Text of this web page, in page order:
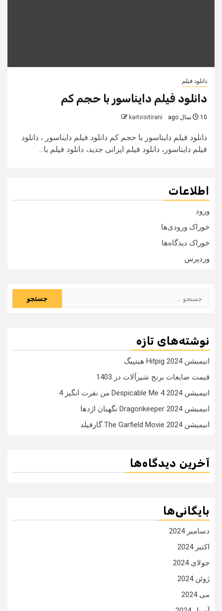
دانلود فیلم
دانلود فیلم دایناسور با حجم کم
10 سال ago kartvisitirani
دانلود فیلم دایناسور با حجم کم دانلود فیلم دایناسور ، دانلود
فیلم دایناسور، دانلود فیلم ایرانی جدید، دانلود فیلم با...
اطلاعات
ورود
خوراک ورودی‌ها
خوراک دیدگاه‌ها
وردپرس
نوشته‌های تازه
انیمیشن Hitpig 2024 هیتپیگ
قیمت ضایعات برنج شیرآلات در 1403
انیمیشن Despicable Me 4 2024 من نفرت انگیز 4
انیمیشن Dragonkeeper 2024 نگهبان اژدها
انیمیشن The Garfield Movie 2024 گارفیلد
آخرین دیدگاه‌ها
بایگانی‌ها
دسامبر 2024
اکتبر 2024
جولای 2024
ژوئن 2024
می 2024